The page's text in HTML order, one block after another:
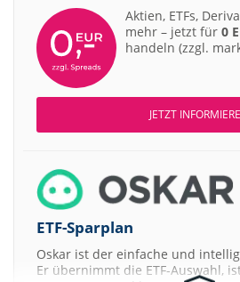
Aktien, ETFs,
mehr – jetzt für 0
handeln (zzgl.
JETZT
ETF-Sparplan
Oskar ist der einfache und
Er übernimmt die ETF-Auswahl,